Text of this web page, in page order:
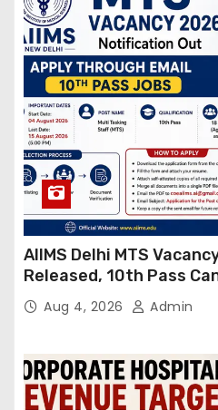
AIIMS Delhi MTS
Released, 10th Pass
Through Email
Aug 4, 2026 Admin